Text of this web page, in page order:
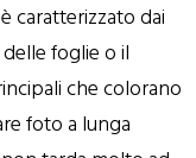
caratterizzato dai
foglie o il
che colorano
foto a lunga